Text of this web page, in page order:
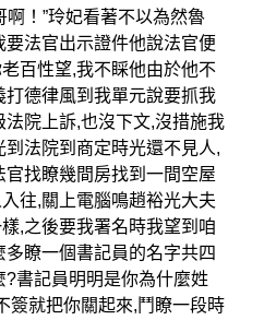
啊！”玲妃看著不以為然魯
法官出示證件他說法官便
百性望,我不睬他由於他不
德律風到我單元說要抓我
院上訴,也沒下文,沒措施我
法院到商定時光還不見人,
找瞭幾間房找到一間空屋
往,關上電腦鳴趙裕光大夫
,之後要我署名時我望到咱
瞭一個書記員的名字共四
?書記員明明是你為什麼姓
簽就把你關起來,鬥瞭一段時